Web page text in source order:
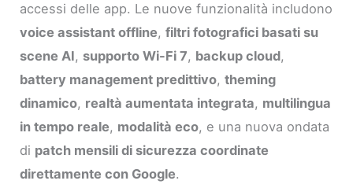
accessi delle app. Le nuove funzionalità includono
voice assistant offline,filtri fotografici basati su
scene AI, supporto Wi-Fi 7, backup cloud,
battery management predittivo,theming
dinamico, realtà aumentata integrata, multilingua
in tempo reale, modalità eco, e una nuova ondata
di patch mensili di sicurezza coordinate
direttamente con Google.